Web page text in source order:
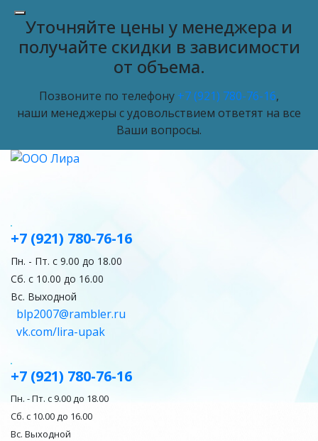
Уточняйте цены у менеджера и
получайте скидки в зависимости
от объема.
Позвоните по телефону +7 (921) 780-76-16,
наши менеджеры с удовольствием ответят на все
Ваши вопросы.
+7 (921) 780-76-16
Пн. - Пт. с 9.00 до 18.00
Сб. с 10.00 до 16.00
Вс. Выходной
blp2007@rambler.ru
vk.com/lira-upak
+7 (921) 780-76-16
Пн. - Пт. с 9.00 до 18.00
Сб. с 10.00 до 16.00
Вс. Выходной